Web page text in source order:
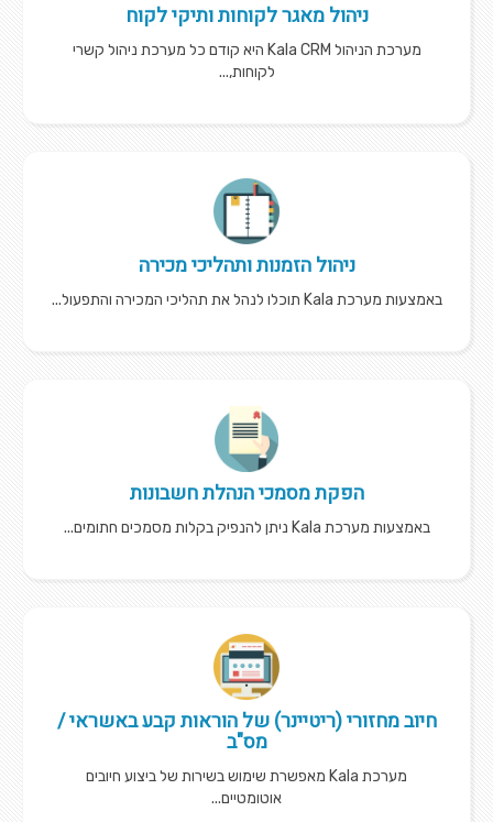
ניהול מאגר לקוחות ותיקי לקוח
מערכת הניהול Kala CRM היא קודם כל מערכת ניהול קשרי
לקוחות,...
ניהול הזמנות ותהליכי מכירה
באמצעות מערכת Kala תוכלו לנהל את תהליכי המכירה והתפעול...
הפקת מסמכי הנהלת חשבונות
באמצעות מערכת Kala ניתן להנפיק בקלות מסמכים חתומים...
חיוב מחזורי (ריטיינר) של הוראות קבע באשראי /
מס"ב
מערכת Kala מאפשרת שימוש בשירות של ביצוע חיובים
אוטומטיים...